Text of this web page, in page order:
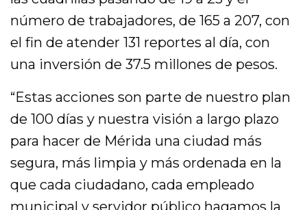
número de trabajadores, de 165 a 207, con
el fin de atender 131 reportes al día, con
una inversión de 37.5 millones de pesos.
“Estas acciones son parte de nuestro plan
de 100 días y nuestra visión a largo plazo
para hacer de Mérida una ciudad más
segura, más limpia y más ordenada en la
que cada ciudadano, cada empleado
municipal y servidor público hagamos la